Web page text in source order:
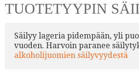
TUOTETYYPIN
Säilyy lageria pidempään, yli
vuoden. Harvoin paranee
alkoholijuomien säilyvyydestä